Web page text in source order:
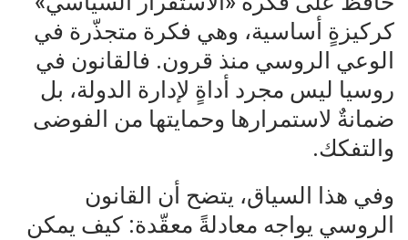
كركيزةٍ أساسية، وهي فكرة متجذّرة في
الوعي الروسي منذ قرون. فالقانون في
روسيا ليس مجرد أداةٍ لإدارة الدولة، بل
ضمانةٌ لاستمرارها وحمايتها من الفوضى
والتفكك.
وفي هذا السياق، يتضح أن القانون
الروسي يواجه معادلةً معقّدة: كيف يمكن